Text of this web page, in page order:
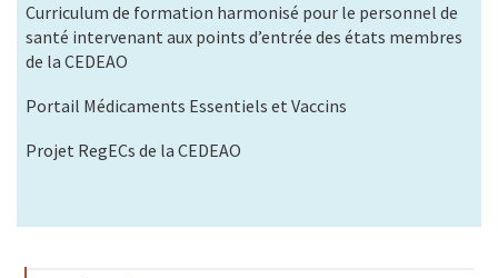
Curriculum de formation harmonisé pour le personnel de
santé intervenant aux points d’entrée des états membres
de la CEDEAO
Portail Médicaments Essentiels et Vaccins
Projet RegECs de la CEDEAO